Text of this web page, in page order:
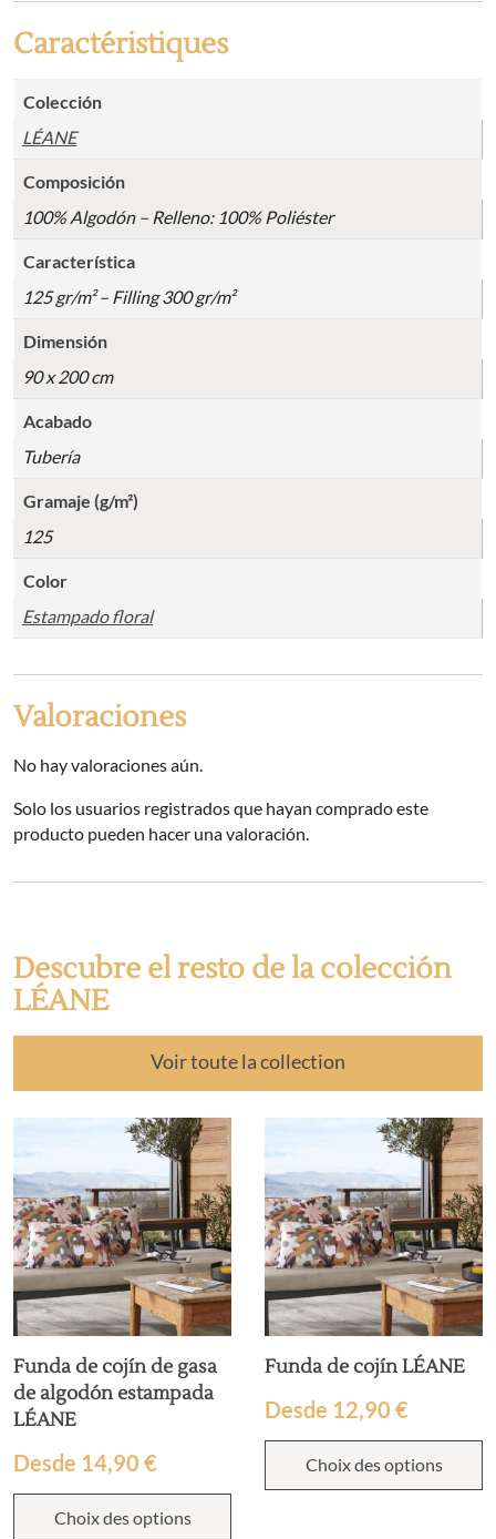
Caractéristiques
Colección
LÉANE
Composición
100% Algodón – Relleno: 100% Poliéster
Característica
125 gr/m² – Filling 300 gr/m²
Dimensión
90 x 200 cm
Acabado
Tubería
Gramaje (g/m²)
125
Color
Estampado floral
Valoraciones
No hay valoraciones aún.
Solo los usuarios registrados que hayan comprado este
producto pueden hacer una valoración.
Descubre el resto de la colección
LÉANE
Voir toute la collection
Funda de cojín de gasa
de algodón estampada
LÉANE
Desde 14,90 €
Choix des options
Funda de cojín LÉANE
Desde 12,90 €
Choix des options